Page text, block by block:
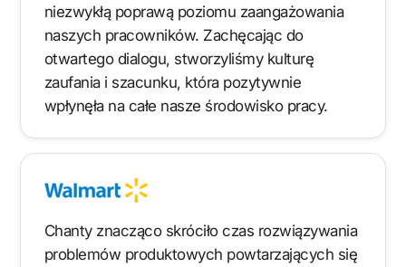
niezwykłą poprawą poziomu zaangażowania
naszych pracowników. Zachęcając do
otwartego dialogu, stworzyliśmy kulturę
zaufania i szacunku, która pozytywnie
wpłynęła na całe nasze środowisko pracy.
Chanty znacząco skróciło czas rozwiązywania
problemów produktowych powtarzających się